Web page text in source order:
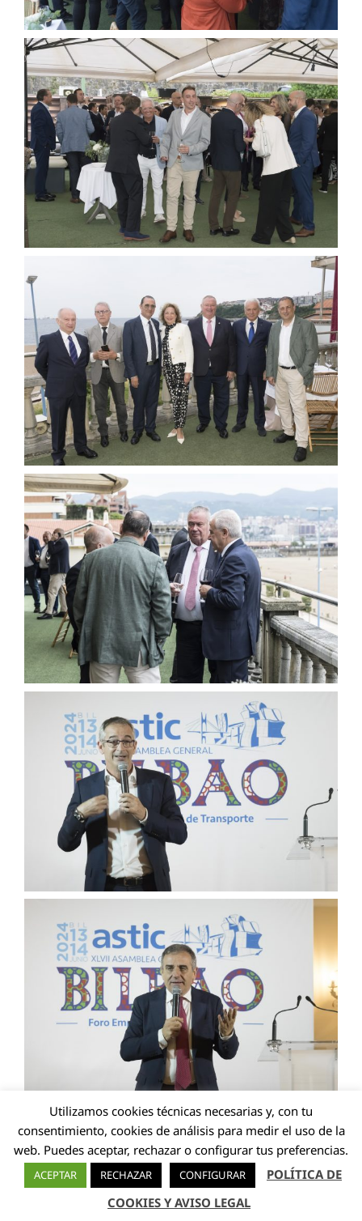
ASAMBLEA – DÍA 13
Utilizamos cookies técnicas necesarias y, con tu
consentimiento, cookies de análisis para medir el uso de la
web. Puedes aceptar, rechazar o configurar tus preferencias.
ACEPTAR RECHAZAR CONFIGURAR
POLÍTICA DE
COOKIES Y AVISO LEGAL